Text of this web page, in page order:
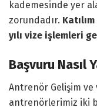
kademesinde yer
zorundadır.
yılı vize işlemleri
Başvuru Nasıl
Antrenör Gelişim
antrenörlerimiz iki